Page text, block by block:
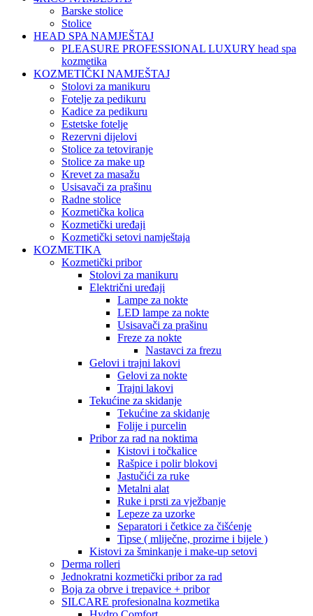
Barske stolice
Stolice
HEAD SPA NAMJEŠTAJ
PLEASURE PROFESSIONAL LUXURY head spa
kozmetika
KOZMETIČKI NAMJEŠTAJ
Stolovi za manikuru
Fotelje za pedikuru
Kadice za pedikuru
Estetske fotelje
Rezervni dijelovi
Stolice za tetoviranje
Stolice za make up
Krevet za masažu
Usisavači za prašinu
Radne stolice
Kozmetička kolica
Kozmetički uređaji
Kozmetički setovi namještaja
KOZMETIKA
Kozmetički pribor
Stolovi za manikuru
Električni uređaji
Lampe za nokte
LED lampe za nokte
Usisavači za prašinu
Freze za nokte
Nastavci za frezu
Gelovi i trajni lakovi
Gelovi za nokte
Trajni lakovi
Tekućine za skidanje
Tekućine za skidanje
Folije i purcelin
Pribor za rad na noktima
Kistovi i točkalice
Rašpice i polir blokovi
Jastučići za ruke
Metalni alat
Ruke i prsti za vježbanje
Lepeze za uzorke
Separatori i četkice za čišćenje
Tipse ( mliječne, prozirne i bijele )
Kistovi za šminkanje i make-up setovi
Derma rolleri
Jednokratni kozmetički pribor za rad
Boja za obrve i trepavice + pribor
SILCARE profesionalna kozmetika